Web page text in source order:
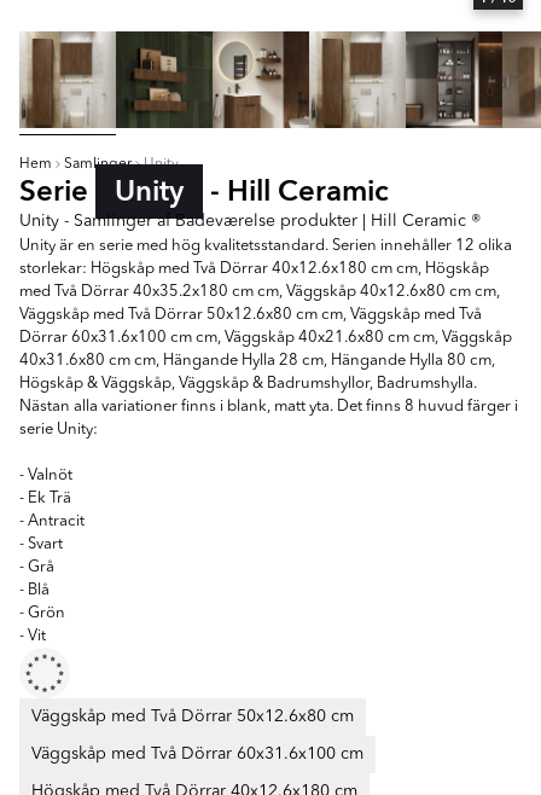
Hem Samlinger Unity
Serie Unity - Hill Ceramic
Unity - Samlinger af Badeværelse produkter | Hill Ceramic ®
Unity är en serie med hög kvalitetsstandard. Serien innehåller 12 olika
storlekar: Högskåp med Två Dörrar 40x12.6x180 cm cm, Högskåp
med Två Dörrar 40x35.2x180 cm cm, Väggskåp 40x12.6x80 cm cm,
Väggskåp med Två Dörrar 50x12.6x80 cm cm, Väggskåp med Två
Dörrar 60x31.6x100 cm cm, Väggskåp 40x21.6x80 cm cm, Väggskåp
40x31.6x80 cm cm, Hängande Hylla 28 cm, Hängande Hylla 80 cm,
Högskåp & Väggskåp, Väggskåp & Badrumshyllor, Badrumshylla.
Nästan alla variationer finns i blank, matt yta. Det finns 8 huvud färger i
serie Unity:
- Valnöt
- Ek Trä
- Antracit
- Svart
- Grå
- Blå
- Grön
- Vit
Väggskåp med Två Dörrar 50x12.6x80 cm
Väggskåp med Två Dörrar 60x31.6x100 cm
Högskåp med Två Dörrar 40x12.6x180 cm